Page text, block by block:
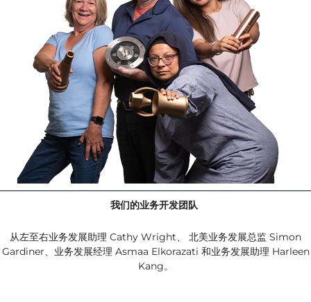
我们的业务开发团队
从左至右业务发展助理 Cathy Wright、 北美业务发展总监 Simon
Gardiner、业务发展经理 Asmaa Elkorazati 和业务发展助理 Harleen
Kang。